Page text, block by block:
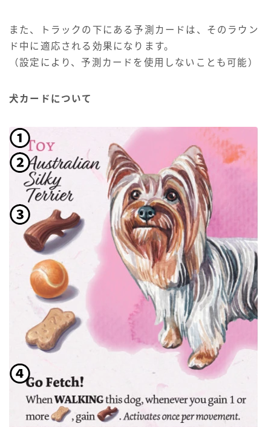
また、トラックの下にある予測カードは、そのラウン
ド中に適応される効果になります。
（設定により、予測カードを使用しないことも可能）
犬カードについて